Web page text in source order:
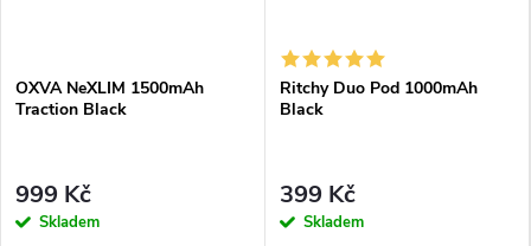
OXVA NeXLIM 1500mAh
Traction Black
999 Kč
Skladem
Ritchy Duo Pod 1000mAh
Black
399 Kč
Skladem